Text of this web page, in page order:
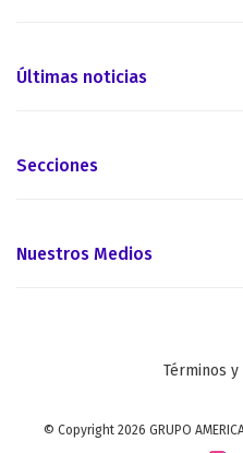
Últimas noticias
Secciones
Nuestros Medios
Términos y
© Copyright 2026 GRUPO